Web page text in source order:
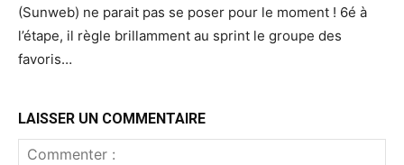
(Sunweb) ne parait pas se poser pour le moment ! 6é à
l’étape, il règle brillamment au sprint le groupe des
favoris…
LAISSER UN COMMENTAIRE